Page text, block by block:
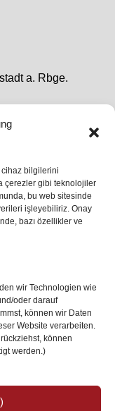
cihaz bilgilerini
çerezler gibi teknolojiler
bu web sitesinde
işleyebiliriz. Onay
bazı özellikler ve
wir Technologien wie
oder darauf
können wir Daten
Website verarbeiten.
können
werden.)
a. Rbge.
Freiburg ve Aston
Hazırlanıyor